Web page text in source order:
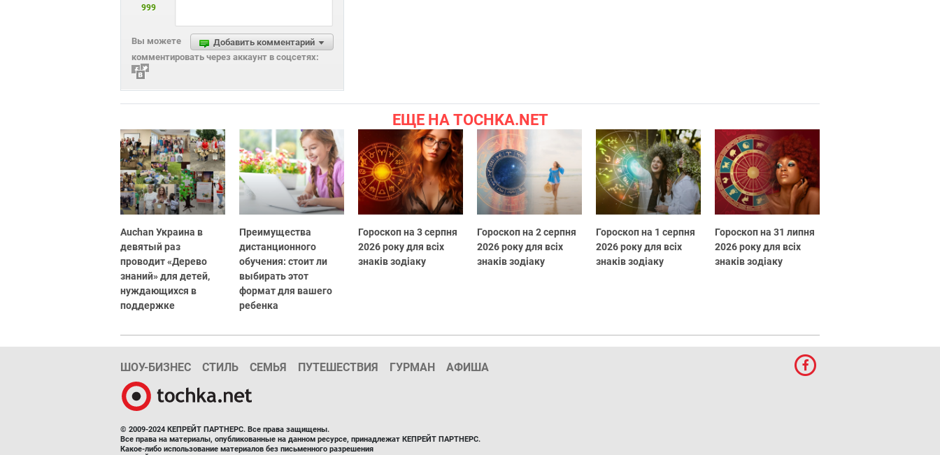
999
Добавить комментарий
Вы можете
комментировать через аккаунт в соцсетях:
ЕЩЕ НА TOCHKA.NET
Auchan Украина в
девятый раз
проводит «Дерево
знаний» для детей,
нуждающихся в
поддержке
Преимущества
дистанционного
обучения: стоит ли
выбирать этот
формат для вашего
ребенка
Гороскоп на 3 серпня
2026 року для всіх
знаків зодіаку
Гороскоп на 2 серпня
2026 року для всіх
знаків зодіаку
Гороскоп на 1 серпня
2026 року для всіх
знаків зодіаку
Гороскоп на 31 липня
2026 року для всіх
знаків зодіаку
ШОУ-БИЗНЕС СТИЛЬ СЕМЬЯ ПУТЕШЕСТВИЯ ГУРМАН АФИША
© 2009-2024 КЕПРЕЙТ ПАРТНЕРС. Все права защищены.
Все права на материалы, опубликованные на данном ресурсе, принадлежат КЕПРЕЙТ ПАРТНЕРС.
Какое-либо использование материалов без письменного разрешения